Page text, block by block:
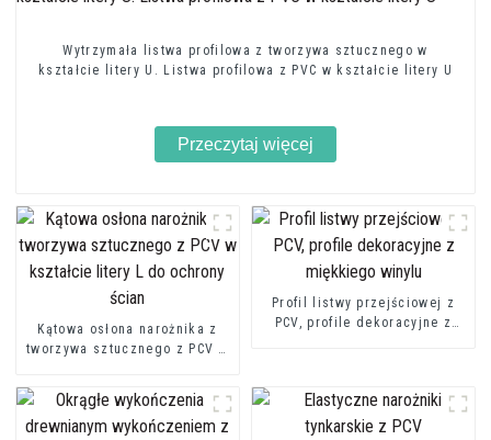
Wytrzymała listwa profilowa z tworzywa sztucznego w
kształcie litery U. Listwa profilowa z PVC w kształcie litery U
Przeczytaj więcej
Kątowa osłona narożnika z
tworzywa sztucznego z PCV w
Profil listwy przejściowej z
PCV, profile dekoracyjne z